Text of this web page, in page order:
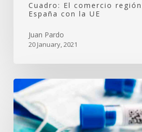
Cuadro: El comercio
España con la UE
Juan Pardo
20 January, 2021
Cuadro:
El
comercio
internacional
de